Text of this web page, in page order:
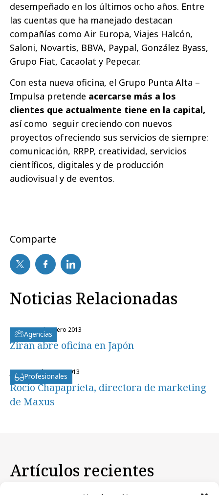
desempeñado en los últimos ocho años. Entre
las cuentas que ha manejado destacan
compañías como Air Europa, Viajes Halcón,
Saloni, Novartis, BBVA, Paypal, González Byass,
Grupo Fiat, Cacaolat y Pepecar.
Con esta nueva oficina, el Grupo Punta Alta –
Impulsa pretende acercarse más a los
clientes que actualmente tiene en la capital,
así como seguir creciendo con nuevos
proyectos ofreciendo sus servicios de siempre:
comunicación, RRPP, creatividad, servicios
científicos, digitales y de producción
audiovisual y de eventos.
Comparte
Noticias Relacionadas
Agencias
martes, 29 de enero 2013
Ziran abre oficina en Japón
Profesionales
jueves, 24 de enero 2013
Rocío Chapaprieta, directora de marketing
de Maxus
Artículos recientes